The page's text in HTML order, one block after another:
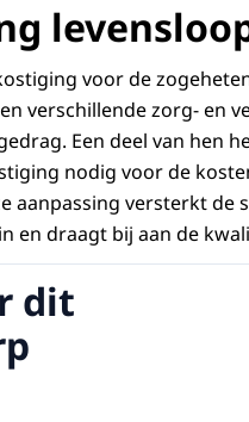
voor de
verschillende zorg- en
Een deel van hen
nodig voor de
aanpassing versterkt de
en draagt bij aan de
dit